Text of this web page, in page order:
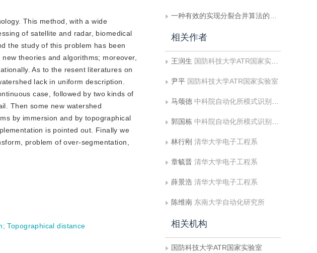
This method, with a wide
of satellite and radar, biomedical
the study of this problem has been
theories and algorithms; moreover,
As to the resent literatures on
lack in uniform description.
case, followed by two kinds of
Then some new watershed
by immersion and by topographical
is pointed out. Finally we
problem of over-segmentation,
;Topographical distance
一种有效的实现分裂合并算法的数据结构
相关作者
王润生 国防科技大学ATR国家实验室
尹平 国防科技大学ATR国家实验室
马颂德 中科院自动化所模式识别国家重点实验室
郭国栋 中科院自动化所模式识别国家重点实验室
林行刚 清华大学电子工程系
章毓晋 清华大学电子工程系
薛景浩 清华大学电子工程系
陈维南 东南大学自动化研究所
相关机构
国防科技大学ATR国家实验室